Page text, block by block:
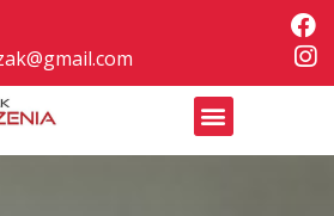
prywatnym – co to jest i kiedy się